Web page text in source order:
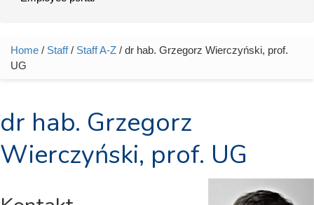
You are here
Home / Staff/ Staff A-Z / dr hab. Grzegorz Wierczyński, prof.
UG
dr hab. Grzegorz
Wierczyński, prof. UG